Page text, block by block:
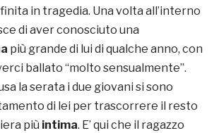
in tragedia. Una volta all’interno
di aver conosciuto una
più grande di lui di qualche anno, con
ballato “molto sensualmente”.
la serata i due giovani si sono
di lei per trascorrere il resto
più intima. E’ qui che il ragazzo